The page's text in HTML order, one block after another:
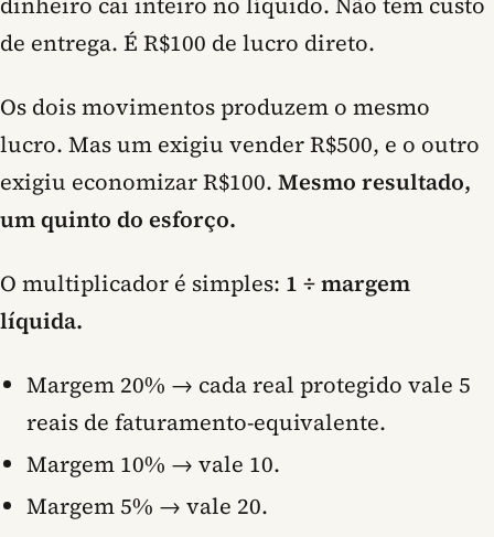
de entrega. É R$100 de lucro direto.
Os dois movimentos produzem o mesmo
lucro. Mas um exigiu vender R$500, e o outro
exigiu economizar R$100. Mesmo resultado,
um quinto do esforço.
O multiplicador é simples: 1 ÷ margem
líquida.
Margem 20% → cada real protegido vale 5
reais de faturamento-equivalente.
Margem 10% → vale 10.
Margem 5% → vale 20.